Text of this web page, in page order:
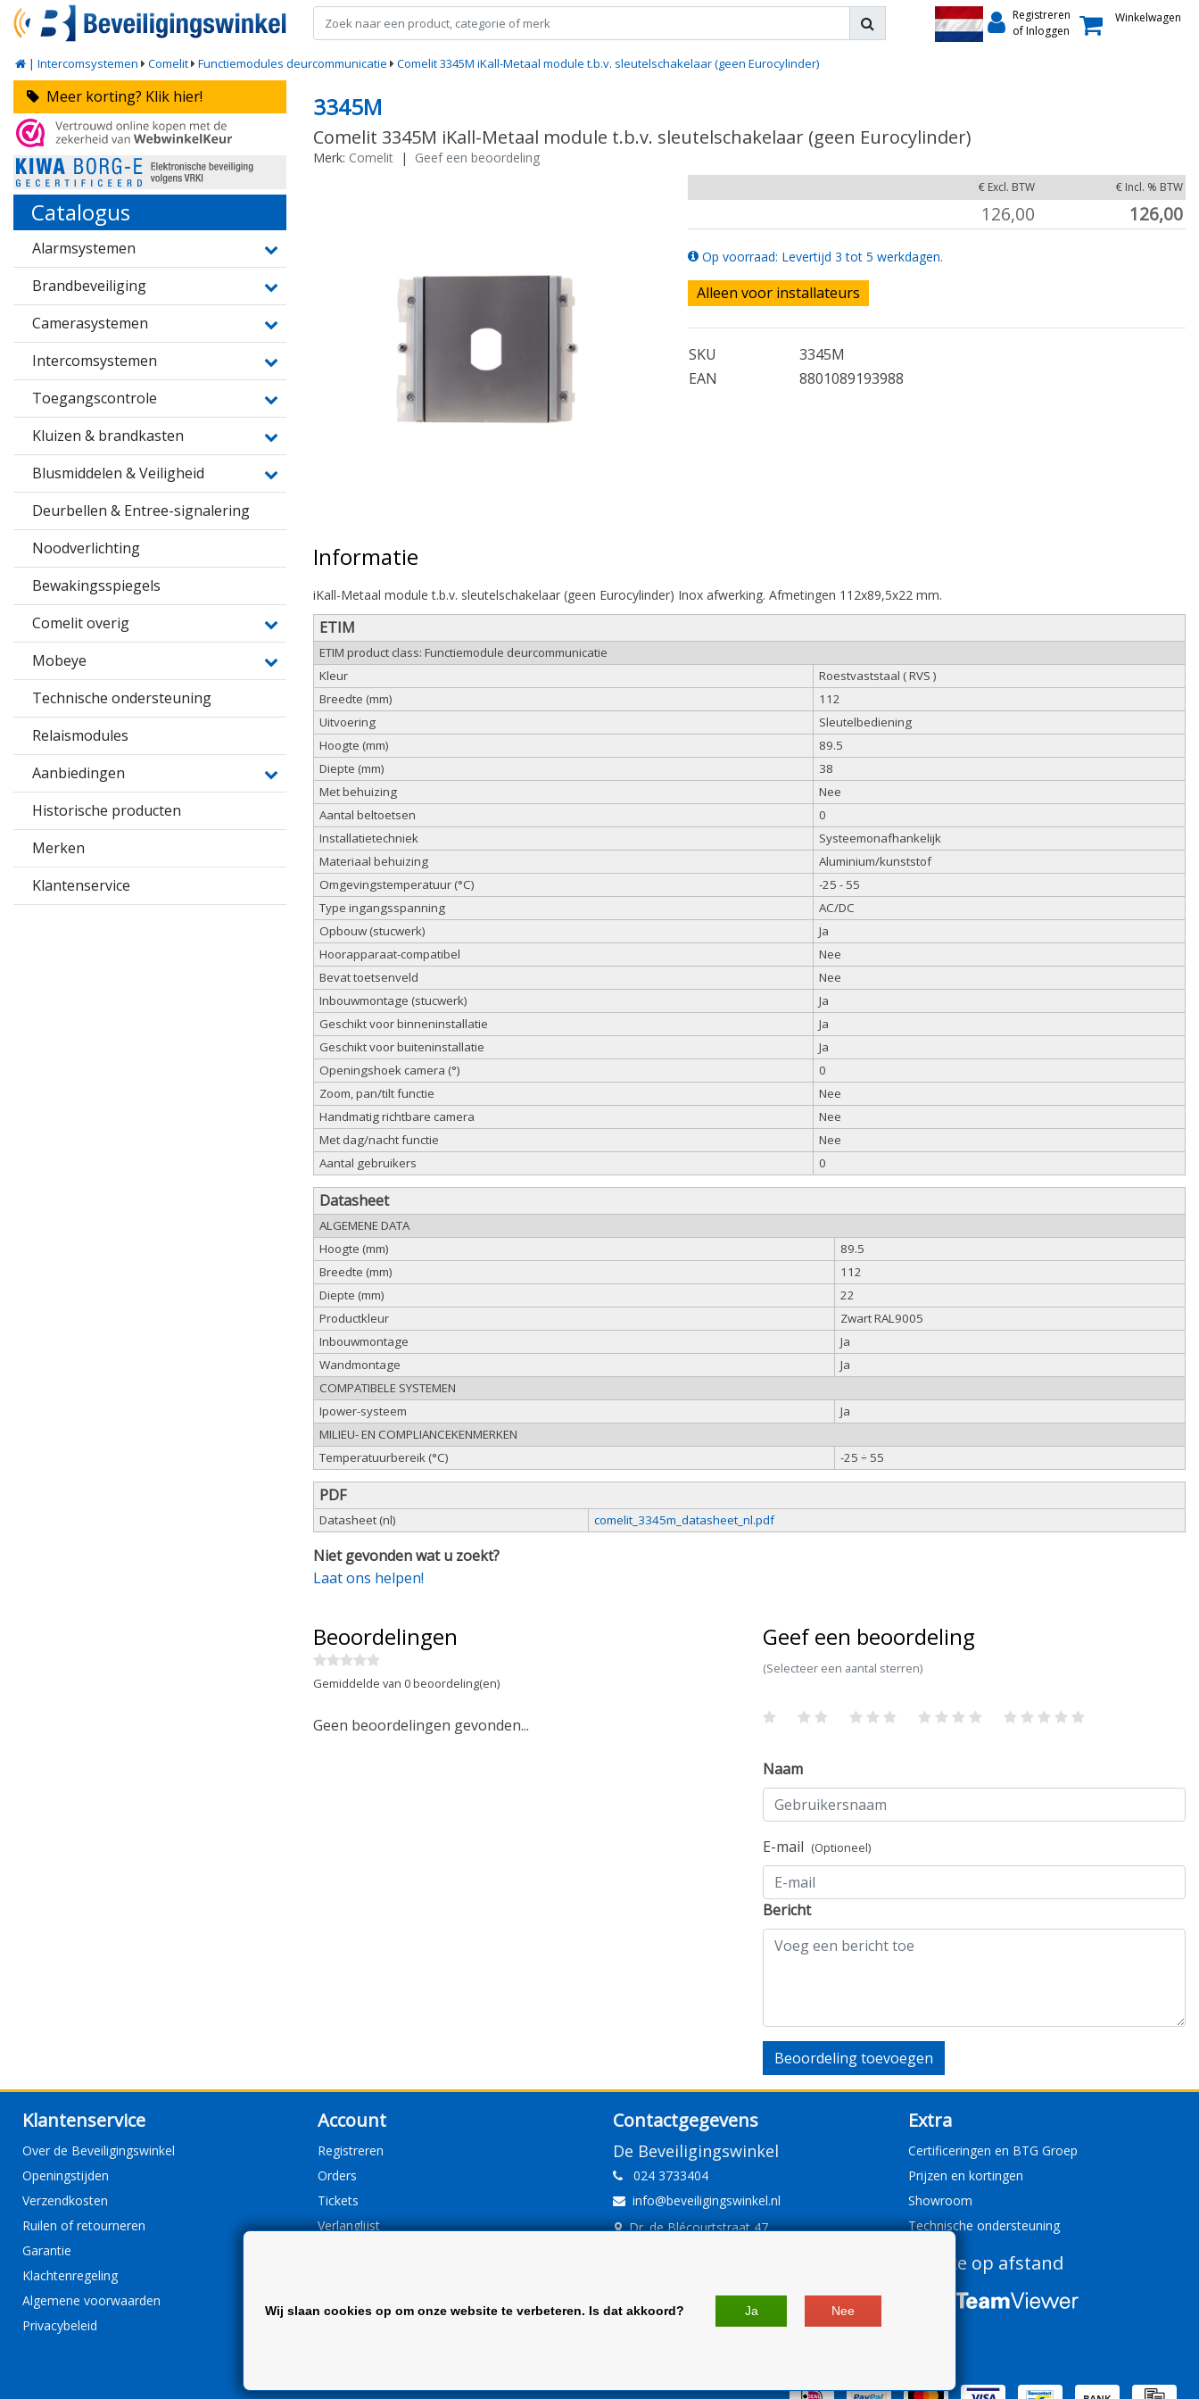
Registreren
of Inloggen
Winkelwagen
| Intercomsystemen Comelit Functiemodules deurcommunicatie Comelit 3345M iKall-Metaal module t.b.v. sleutelschakelaar (geen Eurocylinder)
Meer korting? Klik hier!
Catalogus
Alarmsystemen
Brandbeveiliging
Camerasystemen
Intercomsystemen
Toegangscontrole
Kluizen & brandkasten
Blusmiddelen & Veiligheid
Deurbellen & Entree-signalering
Noodverlichting
Bewakingsspiegels
Comelit overig
Mobeye
Technische ondersteuning
Relaismodules
Aanbiedingen
Historische producten
Merken
Klantenservice
3345M
Comelit 3345M iKall-Metaal module t.b.v. sleutelschakelaar (geen Eurocylinder)
Merk: Comelit | Geef een beoordeling
€ Excl. BTW € Incl. % BTW
126,00 126,00
Op voorraad: Levertijd 3 tot 5 werkdagen.
Alleen voor installateurs
SKU
3345M
EAN
8801089193988
Informatie
iKall-Metaal module t.b.v. sleutelschakelaar (geen Eurocylinder) Inox afwerking. Afmetingen 112x89,5x22 mm.
ETIM
ETIM product class: Functiemodule deurcommunicatie
Kleur
Roestvaststaal ( RVS )
Breedte (mm)
112
Uitvoering
Sleutelbediening
Hoogte (mm)
89.5
Diepte (mm)
38
Met behuizing
Nee
Aantal beltoetsen
0
Installatietechniek
Systeemonafhankelijk
Materiaal behuizing
Aluminium/kunststof
Omgevingstemperatuur (°C)
-25 - 55
Type ingangsspanning
AC/DC
Opbouw (stucwerk)
Ja
Hoorapparaat-compatibel
Nee
Bevat toetsenveld
Nee
Inbouwmontage (stucwerk)
Ja
Geschikt voor binneninstallatie
Ja
Geschikt voor buiteninstallatie
Ja
Openingshoek camera (°)
0
Zoom, pan/tilt functie
Nee
Handmatig richtbare camera
Nee
Met dag/nacht functie
Nee
Aantal gebruikers
0
Datasheet
ALGEMENE DATA
Hoogte (mm)
89.5
Breedte (mm)
112
Diepte (mm)
22
Productkleur
Zwart RAL9005
Inbouwmontage
Ja
Wandmontage
Ja
COMPATIBELE SYSTEMEN
Ipower-systeem
Ja
MILIEU- EN COMPLIANCEKENMERKEN
Temperatuurbereik (°C)
-25 ÷ 55
PDF
Datasheet (nl) comelit_3345m_datasheet_nl.pdf
Niet gevonden wat u zoekt?
Laat ons helpen!
Beoordelingen
Gemiddelde van 0 beoordeling(en)
Geen beoordelingen gevonden...
Geef een beoordeling
(Selecteer een aantal sterren)
Naam
E-mail (Optioneel)
Bericht
Beoordeling toevoegen
Klantenservice
Over de Beveiligingswinkel
Openingstijden
Verzendkosten
Ruilen of retourneren
Garantie
Klachtenregeling
Algemene voorwaarden
Privacybeleid
Account
Registreren
Orders
Tickets
Verlanglijst
Contactgegevens
De Beveiligingswinkel
024 3733404
info@beveiligingswinkel.nl
Dr. de Blécourtstraat 47
BTW: NL 81.60.68.707.B01
Extra
Certificeringen en BTG Groep
Prijzen en kortingen
Showroom
Technische ondersteuning
Service op afstand
Wij slaan cookies op om onze website te verbeteren. Is dat akkoord? Ja Nee